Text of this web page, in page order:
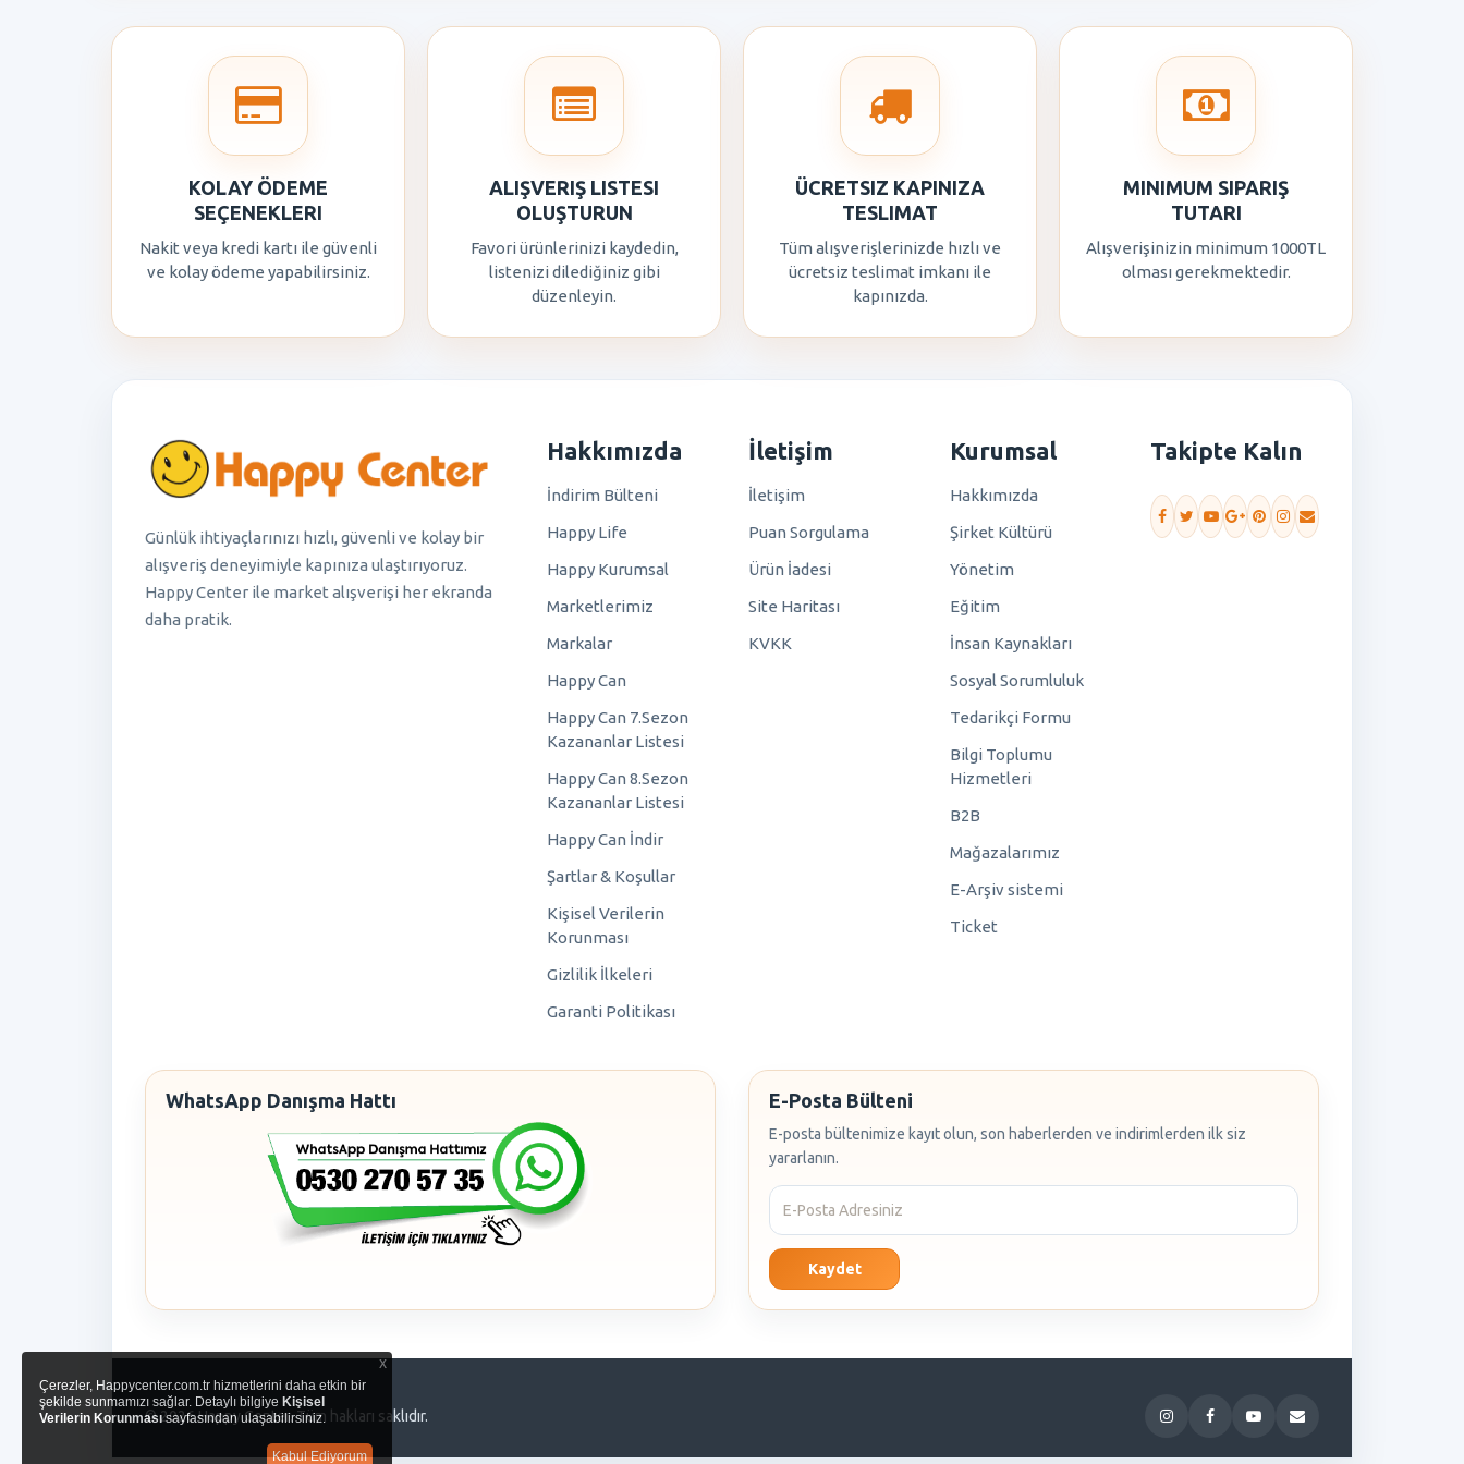
KOLAY ÖDEME
SEÇENEKLERI
Nakit veya kredi kartı ile güvenli
ve kolay ödeme yapabilirsiniz.
ALIŞVERIŞ LISTESI
OLUŞTURUN
Favori ürünlerinizi kaydedin,
listenizi dilediğiniz gibi
düzenleyin.
ÜCRETSIZ KAPINIZA
TESLIMAT
Tüm alışverişlerinizde hızlı ve
ücretsiz teslimat imkanı ile
kapınızda.
MINIMUM SIPARIŞ
TUTARI
Alışverişinizin minimum 1000TL
olması gerekmektedir.
Günlük ihtiyaçlarınızı hızlı, güvenli ve kolay bir
alışveriş deneyimiyle kapınıza ulaştırıyoruz.
Happy Center ile market alışverişi her ekranda
daha pratik.
Hakkımızda
İndirim Bülteni
Happy Life
Happy Kurumsal
Marketlerimiz
Markalar
Happy Can
Happy Can 7.Sezon
Kazananlar Listesi
Happy Can 8.Sezon
Kazananlar Listesi
Happy Can İndir
Şartlar & Koşullar
Kişisel Verilerin
Korunması
Gizlilik İlkeleri
Garanti Politikası
İletişim
İletişim
Puan Sorgulama
Ürün İadesi
Site Haritası
KVKK
Kurumsal
Hakkımızda
Şirket Kültürü
Yönetim
Eğitim
İnsan Kaynakları
Sosyal Sorumluluk
Tedarikçi Formu
Bilgi Toplumu
Hizmetleri
B2B
Mağazalarımız
E-Arşiv sistemi
Ticket
Takipte Kalın
WhatsApp Danışma Hattı E-Posta Bülteni
E-posta bültenimize kayıt olun, son haberlerden ve indirimlerden ilk siz
yararlanın.
Kaydet
© 2026 Happy Center. Tüm hakları saklıdır.
x
Çerezler, Happycenter.com.tr hizmetlerini daha etkin bir
şekilde sunmamızı sağlar. Detaylı bilgiye Kişisel
Verilerin Korunmasısayfasından ulaşabilirsiniz.
Kabul Ediyorum